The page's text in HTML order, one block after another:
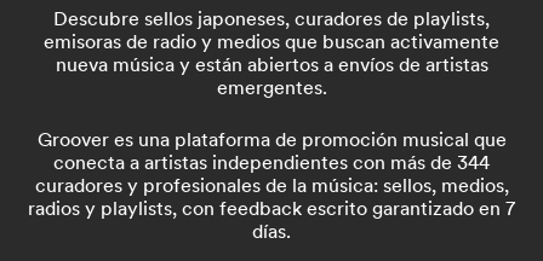
Descubre sellos japoneses, curadores de playlists,
emisoras de radio y medios que buscan activamente
nueva música y están abiertos a envíos de artistas
emergentes.
Groover es una plataforma de promoción musical que
conecta a artistas independientes con más de 344
curadores y profesionales de la música: sellos, medios,
radios y playlists, con feedback escrito garantizado en 7
días.